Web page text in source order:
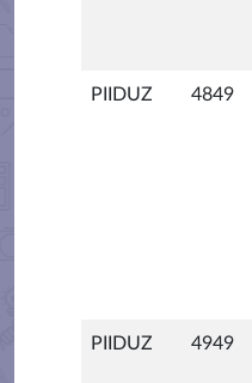
PIIDUZ 4849
PIIDUZ 4949